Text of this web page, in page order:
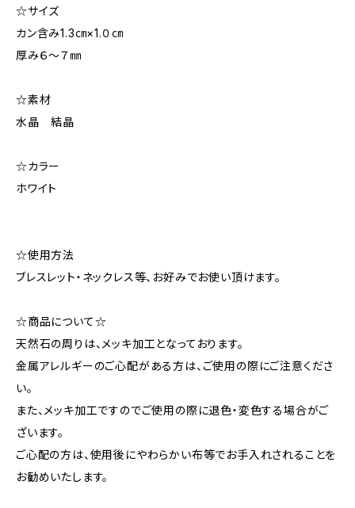
☆サイズ
カン含み1.3㎝×1.０㎝
厚み６～７㎜
☆素材
水晶 結晶
☆カラー
ホワイト
☆使用方法
ブレスレット・ネックレス等、お好みでお使い頂けます。
☆商品について☆
天然石の周りは、メッキ加工となっております。
金属アレルギーのご心配がある方は、ご使用の際にご注意くださ
い。
また、メッキ加工ですのでご使用の際に退色・変色する場合がご
ざいます。
ご心配の方は、使用後にやわらかい布等でお手入れされることを
お勧めいたします。